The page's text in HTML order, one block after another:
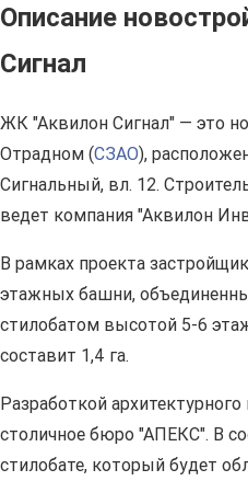
Описание
Сигнал
ЖК "Аквилон Сигнал" — это
Отрадном (СЗАО),
Сигнальный, вл. 12.
ведет компания "Аквилон
В рамках проекта
этажных башни,
стилобатом высотой 5-6
составит 1,4 га.
Разработкой
столичное бюро "АПЕКС". В
стилобате, который будет